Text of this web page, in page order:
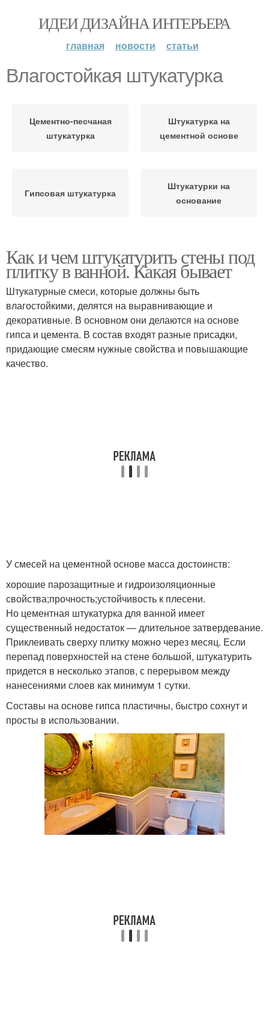
ИДЕИ ДИЗАЙНА ИНТЕРЬЕРА
главная новости статьи
Влагостойкая штукатурка
Цементно-песчаная
штукатурка
Штукатурка на
цементной основе
Гипсовая штукатурка
Штукатурки на
основание
Как и чем штукатурить стены под
плитку в ванной. Какая бывает
Штукатурные смеси, которые должны быть
влагостойкими, делятся на выравнивающие и
декоративные. В основном они делаются на основе
гипса и цемента. В состав входят разные присадки,
придающие смесям нужные свойства и повышающие
качество.
У смесей на цементной основе масса достоинств:
хорошие парозащитные и гидроизоляционные
свойства;прочность;устойчивость к плесени.
Но цементная штукатурка для ванной имеет
существенный недостаток — длительное затвердевание.
Приклеивать сверху плитку можно через месяц. Если
перепад поверхностей на стене большой, штукатурить
придется в несколько этапов, с перерывом между
нанесениями слоев как минимум 1 сутки.
Составы на основе гипса пластичны, быстро сохнут и
просты в использовании.